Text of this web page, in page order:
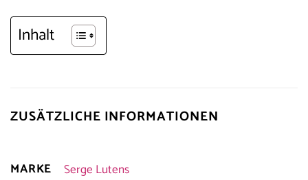
Inhalt
ZUSÄTZLICHE INFORMATIONEN
MARKE Serge Lutens